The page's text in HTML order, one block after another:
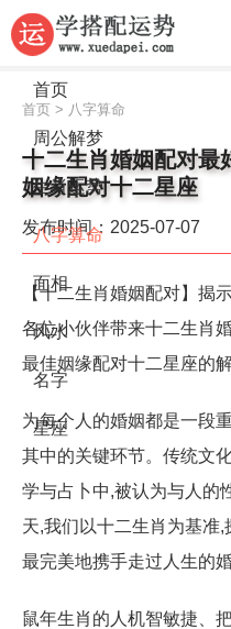
首页
周公解梦
生肖运势
八字算命
面相
风水
名字
星座
首页 > 八字算命
十二生肖婚姻配对最
姻缘配对十二星座
发布时间：2025-07-07
【十二生肖婚姻配对】揭
各位小伙伴带来十二生肖
最佳姻缘配对十二星座的
为每个人的婚姻都是一段
其中的关键环节。传统文
学与占卜中,被认为与人的
天,我们以十二生肖为基准
最完美地携手走过人生的婚
鼠年生肖的人机智敏捷、